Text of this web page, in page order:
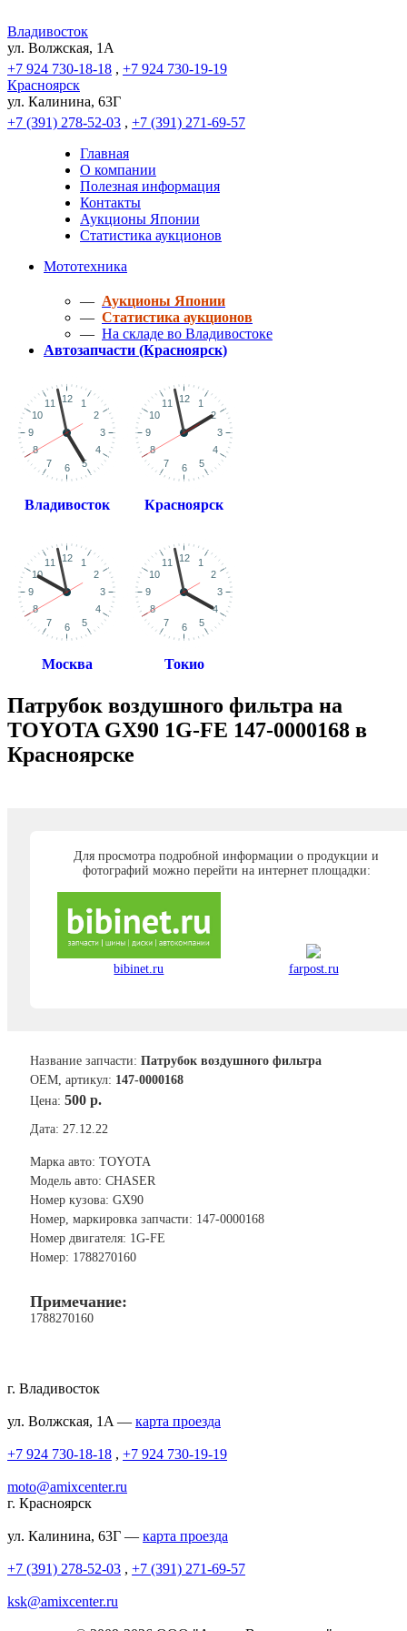
Владивосток
ул. Волжская, 1A
+7 924 730-18-18 , +7 924 730-19-19
Красноярск
ул. Калинина, 63Г
+7 (391) 278-52-03 , +7 (391) 271-69-57
Главная
О компании
Полезная информация
Контакты
Аукционы Японии
Статистика аукционов
Мототехника
— Аукционы Японии
— Статистика аукционов
— На складе во Владивостоке
Автозапчасти (Красноярск)
Владивосток Красноярск
Москва Токио
Патрубок воздушного фильтра на
TOYOTA GX90 1G-FE 147-0000168 в
Красноярске
Для просмотра подробной информации о продукции и
фотографий можно перейти на интернет площадки:
bibinet.ru farpost.ru
Название запчасти: Патрубок воздушного фильтра
ОЕМ, артикул: 147-0000168
Цена: 500 р.
Дата: 27.12.22
Марка авто: TOYOTA
Модель авто: CHASER
Номер кузова: GX90
Номер, маркировка запчасти: 147-0000168
Номер двигателя: 1G-FE
Номер: 1788270160
Примечание:
1788270160
г. Владивосток
ул. Волжская, 1A — карта проезда
+7 924 730-18-18 , +7 924 730-19-19
moto@amixcenter.ru
г. Красноярск
ул. Калинина, 63Г — карта проезда
+7 (391) 278-52-03 , +7 (391) 271-69-57
ksk@amixcenter.ru